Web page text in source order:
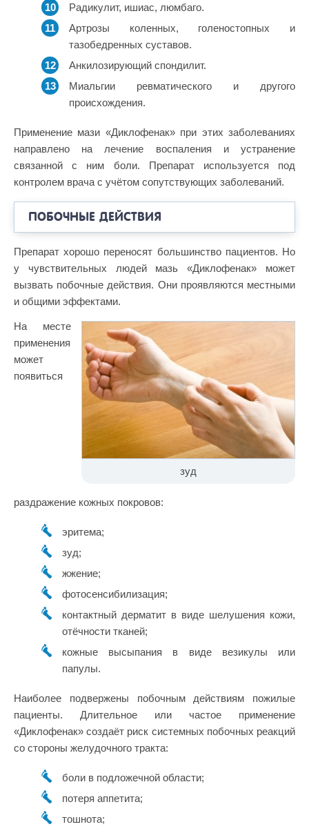
Радикулит, ишиас, люмбаго.
Артрозы коленных, голеностопных и
тазобедренных суставов.
Анкилозирующий спондилит.
Миальгии ревматического и другого
происхождения.
Применение мази «Диклофенак» при этих заболеваниях
направлено на лечение воспаления и устранение
связанной с ним боли. Препарат используется под
контролем врача с учётом сопутствующих заболеваний.
ПОБОЧНЫЕ ДЕЙСТВИЯ
Препарат хорошо переносят большинство пациентов. Но
у чувствительных людей мазь «Диклофенак» может
вызвать побочные действия. Они проявляются местными
и общими эффектами.
зуд
На месте
применения
может
появиться
раздражение кожных покровов:
эритема;
зуд;
жжение;
фотосенсибилизация;
контактный дерматит в виде шелушения кожи,
отёчности тканей;
кожные высыпания в виде везикулы или
папулы.
Наиболее подвержены побочным действиям пожилые
пациенты. Длительное или частое применение
«Диклофенак» создаёт риск системных побочных реакций
со стороны желудочного тракта:
боли в подложечной области;
потеря аппетита;
тошнота;